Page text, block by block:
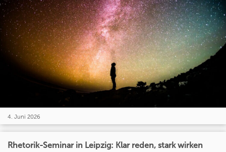
4. Juni 2026
Rhetorik-Seminar in Leipzig: Klar reden, stark wirken